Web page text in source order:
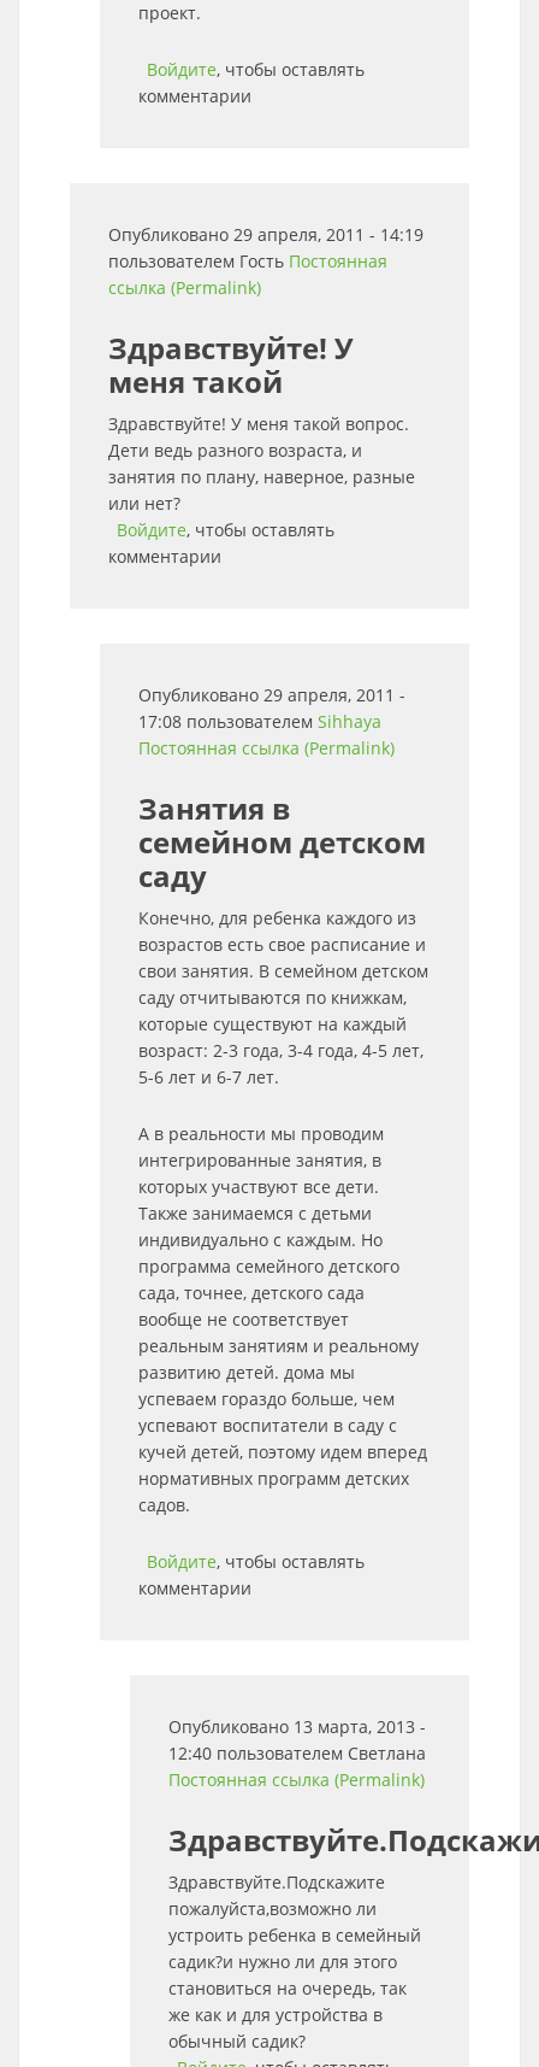
проект.
Войдите, чтобы оставлять
комментарии
Опубликовано 29 апреля, 2011 - 14:19
пользователем Гость Постоянная
ссылка (Permalink)
Здравствуйте! У
меня такой
Здравствуйте! У меня такой вопрос.
Дети ведь разного возраста, и
занятия по плану, наверное, разные
или нет?
Войдите, чтобы оставлять
комментарии
Опубликовано 29 апреля, 2011 -
17:08 пользователем Sihhaya
Постоянная ссылка (Permalink)
Занятия в
семейном детском
саду
Конечно, для ребенка каждого из
возрастов есть свое расписание и
свои занятия. В семейном детском
саду отчитываются по книжкам,
которые существуют на каждый
возраст: 2-3 года, 3-4 года, 4-5 лет,
5-6 лет и 6-7 лет.
А в реальности мы проводим
интегрированные занятия, в
которых участвуют все дети.
Также занимаемся с детьми
индивидуально с каждым. Но
программа семейного детского
сада, точнее, детского сада
вообще не соответствует
реальным занятиям и реальному
развитию детей. дома мы
успеваем гораздо больше, чем
успевают воспитатели в саду с
кучей детей, поэтому идем вперед
нормативных программ детских
садов.
Войдите, чтобы оставлять
комментарии
Опубликовано 13 марта, 2013 -
12:40 пользователем Светлана
Постоянная ссылка (Permalink)
Здравствуйте.Подскажите
пожалуйста,возможно ли
устроить ребенка в семейный
садик?и нужно ли для этого
становиться на очередь, так
же как и для устройства в
обычный садик?